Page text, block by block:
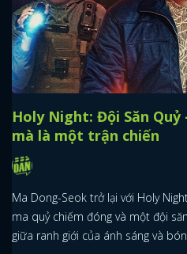
Holy Night: Đội Săn
mà là một trận chiến
Ma Dong-Seok trở lại với Holy
ma quỷ chiếm đóng và một đội
giữa ranh giới của ánh sáng và